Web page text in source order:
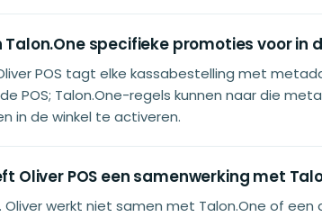
Talon.One specifieke promoties voor in
POS tagt elke kassabestelling met
POS; Talon.One-regels kunnen naar die
in de winkel te activeren.
Oliver POS een samenwerking met
Oliver werkt niet samen met Talon.One of